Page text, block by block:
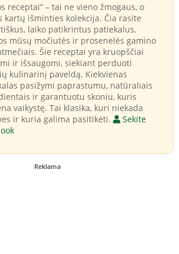
receptai“ – tai ne vieno žmogaus, o
kartų išminties kolekcija. Čia rasite
laiko patikrintus patiekalus,
mūsų močiutės ir prosenelės gamino
Šie receptai yra kruopščiai
ir išsaugomi, siekiant perduoti
kulinarinį paveldą. Kiekvienas
pasižymi paprastumu, natūraliais
ir garantuotu skoniu, kuris
vaikystę. Tai klasika, kuri niekada
ir kuria galima pasitikėti.
Sekite
Reklama